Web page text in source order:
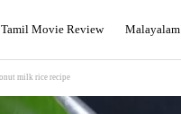
Tamil Movie Review
rice recipe